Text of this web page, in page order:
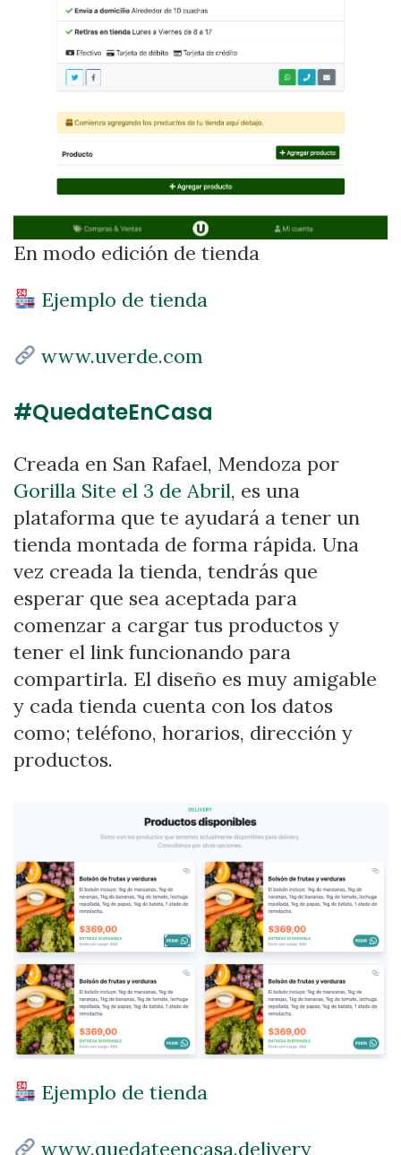
En modo edición de tienda
Ejemplo de tienda
www.uverde.com
#QuedateEnCasa
Creada en San Rafael, Mendoza por
Gorilla Site el 3 de Abril, es una
plataforma que te ayudará a tener un
tienda montada de forma rápida. Una
vez creada la tienda, tendrás que
esperar que sea aceptada para
comenzar a cargar tus productos y
tener el link funcionando para
compartirla. El diseño es muy amigable
y cada tienda cuenta con los datos
como; teléfono, horarios, dirección y
productos.
Ejemplo de tienda
www.quedateencasa.delivery